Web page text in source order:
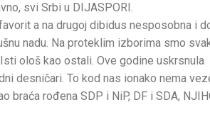
svi Srbi u DIJASPORI.
a na drugoj dibidus nesposobna i
nadu. Na proteklim izborima smo
ološ kao ostali. Ove godine uskrsnula
desničari. To kod nas ionako nema
braća rođena SDP i NiP, DF i SDA,